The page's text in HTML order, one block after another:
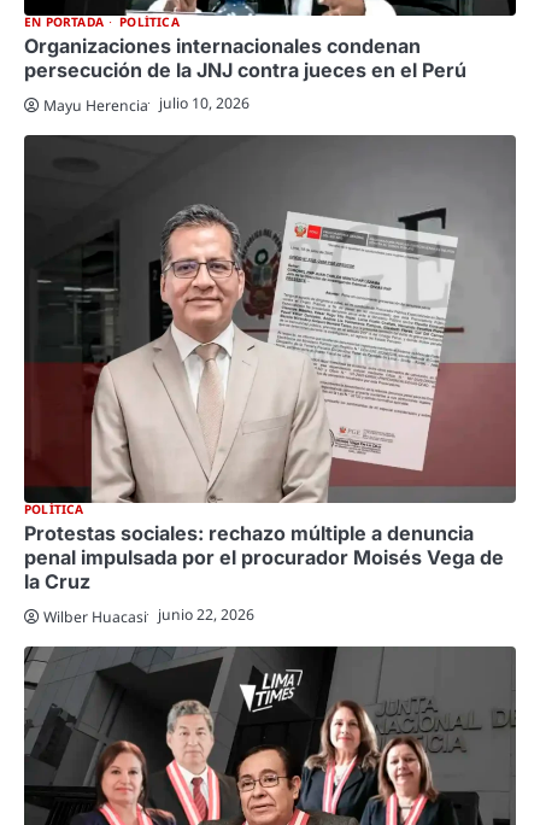
EN PORTADA POLÍTICA
Organizaciones internacionales condenan
persecución de la JNJ contra jueces en el Perú
Mayu Herencia julio 10, 2026
POLÍTICA
Protestas sociales: rechazo múltiple a denuncia
penal impulsada por el procurador Moisés Vega de
la Cruz
Wilber Huacasi junio 22, 2026